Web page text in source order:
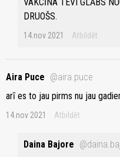
VAKCĪNA TEVI GLĀBS
DRUOŠS.
14.nov 2021 Atbildēt
Aira Puce @aira.puce
arī es to jau pirms nu jau
14.nov 2021 Atbildēt
Daina Bajore